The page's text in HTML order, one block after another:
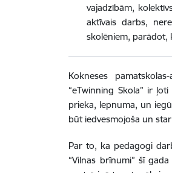
vajadzībām,
aktīvais darbs,
skolēniem, parādot,
Kokneses
“eTwinning Skola” ir
prieka, lepnuma, un
būt iedvesmojoša un
Par to, ka pedagogi
“Vilnas brīnumi” šī